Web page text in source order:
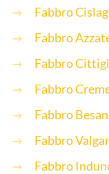
Fabbro
Fabbro
Fabbro
Fabbro
Fabbro
Fabbro
Fabbro